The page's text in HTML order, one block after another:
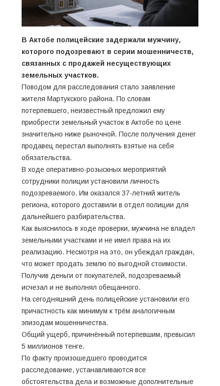
В Актобе полицейские задержали мужчину,
которого подозревают в серии мошенничеств,
связанных с продажей несуществующих
земельных участков.
Поводом для расследования стало заявление
жителя Мартукского района. По словам
потерпевшего, неизвестный предложил ему
приобрести земельный участок в Актобе по цене
значительно ниже рыночной. После получения денег
продавец перестал выполнять взятые на себя
обязательства.
В ходе оперативно-розыскных мероприятий
сотрудники полиции установили личность
подозреваемого. Им оказался 37-летний житель
региона, которого доставили в отдел полиции для
дальнейшего разбирательства.
Как выяснилось в ходе проверки, мужчина не владел
земельными участками и не имел права на их
реализацию. Несмотря на это, он убеждал граждан,
что может продать землю по выгодной стоимости.
Получив деньги от покупателей, подозреваемый
исчезал и не выполнял обещанного.
На сегодняшний день полицейские установили его
причастность как минимум к трём аналогичным
эпизодам мошенничества.
Общий ущерб, причинённый потерпевшим, превысил
5 миллионов тенге.
По факту произошедшего проводится
расследование, устанавливаются все
обстоятельства дела и возможные дополнительные